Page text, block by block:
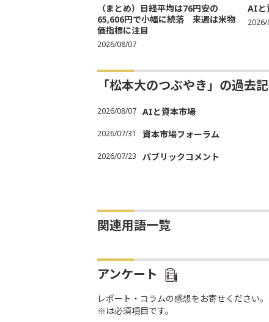
（まとめ）日経平均は76円安の
65,606円で小幅に続落 来週は米物
価指標に注目
2026/08/07
AIと
「松本大のつぶやき」の過去
2026/08/07 AIと資本市場
2026/07/31 資本市場フォーラム
2026/07/23 パブリックコメント
関連用語一覧
アンケート
レポート・コラムの感想をお寄せください
※は必須項目です。